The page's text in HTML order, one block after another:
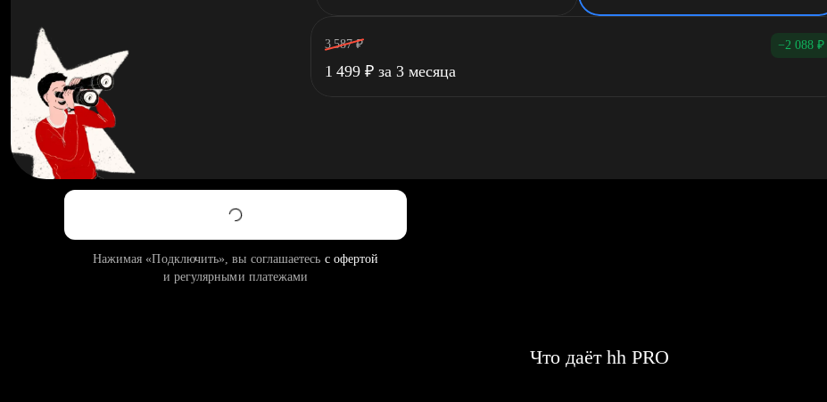
3 587 ₽ −2 088 ₽
1 499 ₽ за 3 месяца
Нажимая «Подключить», вы соглашаетесь с офертой
и регулярными платежами
Что даёт hh PRO